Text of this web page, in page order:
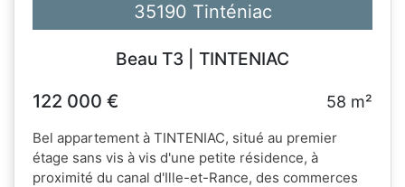
35190 Tinténiac
Beau T3 | TINTENIAC
122 000 €
58 m²
Bel appartement à TINTENIAC, situé au premier
étage sans vis à vis d'une petite résidence, à
proximité du canal d'Ille-et-Rance, des commerces